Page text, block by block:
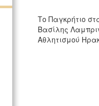
Το Παγκρήτιο
Βασίλης
Αθλητισμού